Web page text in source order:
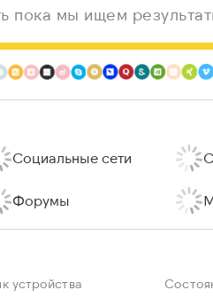
пока мы ищем
Социальные сети
Форумы
устройства